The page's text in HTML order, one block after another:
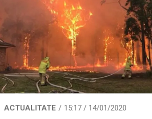
ACTUALITATE 15:17 / 14/01/2020